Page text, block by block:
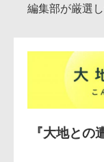
編集部が厳選
『大地と